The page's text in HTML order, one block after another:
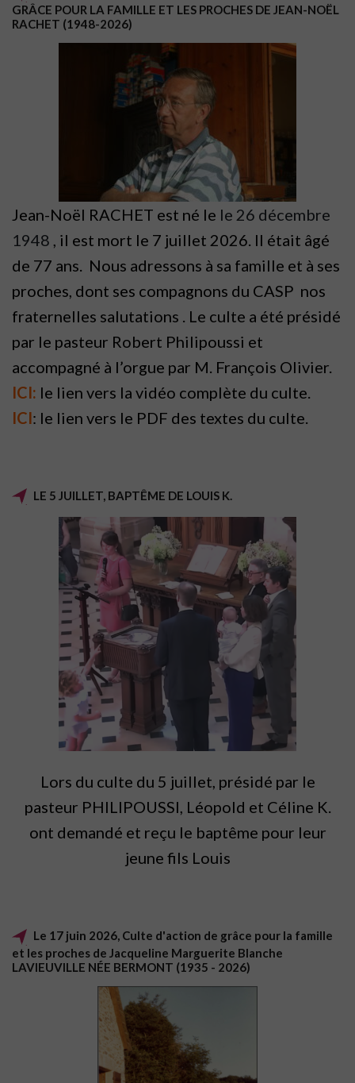
GRÂCE POUR LA FAMILLE ET LES PROCHES DE JEAN-NOËL
RACHET (1948-2026)
Jean-Noël RACHET est né le le 26 décembre
1948 , il est mort le 7 juillet 2026. Il était âgé
de 77 ans. Nous adressons à sa famille et à ses
proches, dont ses compagnons du CASP nos
fraternelles salutations . Le culte a été présidé
par le pasteur Robert Philipoussi et
accompagné à l’orgue par M. François Olivier.
ICI: le lien vers la vidéo complète du culte.
ICI: le lien vers le PDF des textes du culte.
LE 5 JUILLET, BAPTÊME DE LOUIS K.
Lors du culte du 5 juillet, présidé par le
pasteur PHILIPOUSSI, Léopold et Céline K.
ont demandé et reçu le baptême pour leur
jeune fils Louis
Le 17 juin 2026, Culte d'action de grâce pour la famille
et les proches de Jacqueline Marguerite Blanche
LAVIEUVILLE NÉE BERMONT (1935 - 2026)